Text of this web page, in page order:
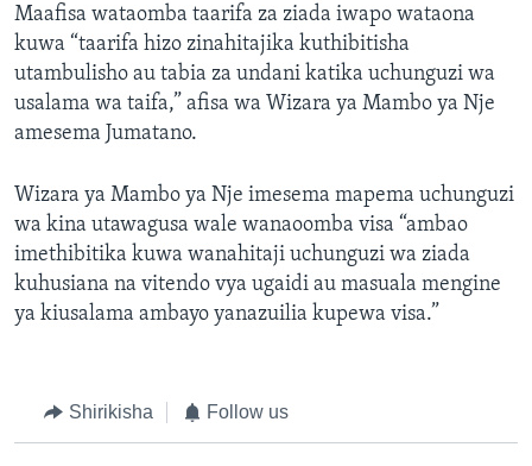
Maafisa wataomba taarifa za ziada iwapo wataona
kuwa “taarifa hizo zinahitajika kuthibitisha
utambulisho au tabia za undani katika uchunguzi wa
usalama wa taifa,” afisa wa Wizara ya Mambo ya Nje
amesema Jumatano.
Wizara ya Mambo ya Nje imesema mapema uchunguzi
wa kina utawagusa wale wanaoomba visa “ambao
imethibitika kuwa wanahitaji uchunguzi wa ziada
kuhusiana na vitendo vya ugaidi au masuala mengine
ya kiusalama ambayo yanazuilia kupewa visa.”
Shirikisha Follow us